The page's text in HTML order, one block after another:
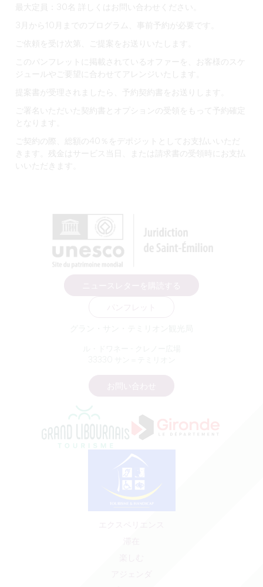
最大定員：30名 詳しくはお問い合わせください。
3月から10月までのプログラム、事前予約が必要です。
ご依頼を受け次第、ご提案をお送りいたします。
このパンフレットに掲載されているオファーを、お客様のスケ
ジュールやご要望に合わせてアレンジいたします。
提案書が受理されましたら、予約契約書をお送りします。
ご署名いただいた契約書とオプションの受領をもって予約確定
となります。
ご契約の際、総額の40％をデポジットとしてお支払いいただ
きます。残金はサービス当日、または請求書の受領時にお支払
いいただきます。